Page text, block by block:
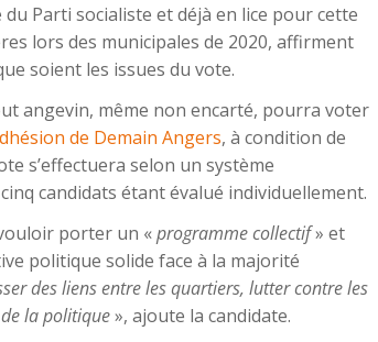
Parti socialiste et déjà en lice pour cette
lors des municipales de 2020, affirment
soient les issues du vote.
angevin, même non encarté, pourra voter
de Demain Angers, à condition de
s’effectuera selon un système
candidats étant évalué individuellement.
porter un «programme collectif» et
politique solide face à la majorité
des liens entre les quartiers, lutter contre les
la politique», ajoute la candidate.